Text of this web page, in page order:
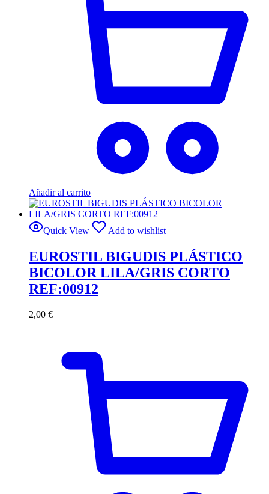
Añadir al carrito
Quick View Add to wishlist
EUROSTIL BIGUDIS PLÁSTICO
BICOLOR LILA/GRIS CORTO
REF:00912
2,00 €